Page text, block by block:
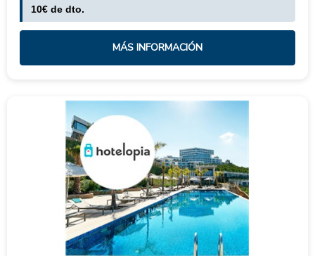
10€ de dto.
MÁS INFORMACIÓN